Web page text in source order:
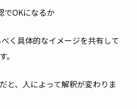
でOKになるか
く具体的なイメージを共有して
。
と、人によって解釈が変わりま